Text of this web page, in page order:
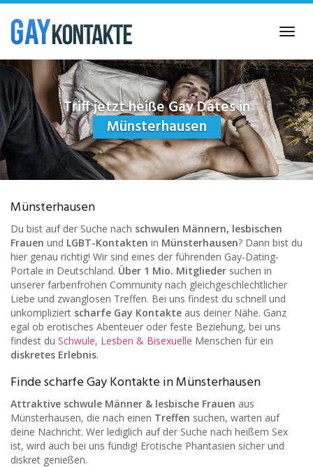
Skip
main
content
Triff jetzt heiße Gay Dates in
Münsterhausen
Münsterhausen
Du bist auf der Suche nach schwulen Männern, lesbischen
Frauen und LGBT-Kontakten in Münsterhausen? Dann bist du
hier genau richtig! Wir sind eines der führenden Gay-Dating-
Portale in Deutschland. Über 1 Mio. Mitglieder suchen in
unserer farbenfrohen Community nach gleichgeschlechtlicher
Liebe und zwanglosen Treffen. Bei uns findest du schnell und
unkompliziert scharfe Gay Kontakte aus deiner Nähe. Ganz
egal ob erotisches Abenteuer oder feste Beziehung, bei uns
findest du Schwule, Lesben & Bisexuelle Menschen für ein
diskretes Erlebnis.
Finde scharfe Gay Kontakte in Münsterhausen
Attraktive schwule Männer & lesbische Frauen aus
Münsterhausen, die nach einen Treffen suchen, warten auf
deine Nachricht. Wer lediglich auf der Suche nach heißem Sex
ist, wird auch bei uns fündig! Erotische Phantasien sicher und
diskret genießen.